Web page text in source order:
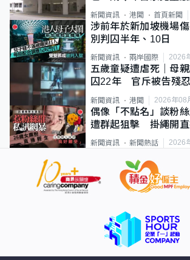
新聞資訊 港聞 首頁新聞
涉前年於新加坡機場
別判囚半年、10日
新聞資訊 兩岸國際 2026
五歲童疑遭虐死｜母
囚22年 官斥被告殘
新聞資訊 港聞 2026年08
偶像「不點名」談粉
遭群起狙擊 掛繩開直
新聞資訊 新聞熱話 2026